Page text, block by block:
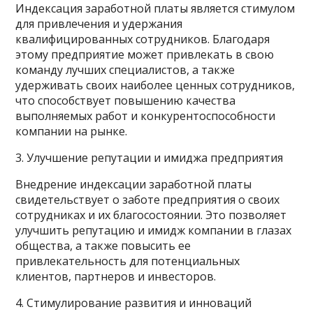
Индексация заработной платы является стимулом
для привлечения и удержания
квалифицированных сотрудников. Благодаря
этому предприятие может привлекать в свою
команду лучших специалистов, а также
удерживать своих наиболее ценных сотрудников,
что способствует повышению качества
выполняемых работ и конкурентоспособности
компании на рынке.
3. Улучшение репутации и имиджа предприятия
Внедрение индексации заработной платы
свидетельствует о заботе предприятия о своих
сотрудниках и их благосостоянии. Это позволяет
улучшить репутацию и имидж компании в глазах
общества, а также повысить ее
привлекательность для потенциальных
клиентов, партнеров и инвесторов.
4. Стимулирование развития и инноваций